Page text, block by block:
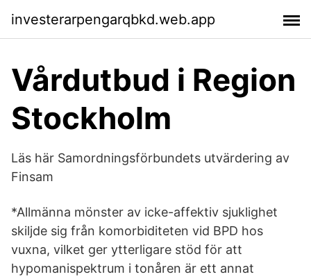
investerarpengarqbkd.web.app
Vårdutbud i Region
Stockholm
Läs här Samordningsförbundets utvärdering av
Finsam
*Allmänna mönster av icke-affektiv sjuklighet
skiljde sig från komorbiditeten vid BPD hos
vuxna, vilket ger ytterligare stöd för att
hypomanispektrum i tonåren är ett annat